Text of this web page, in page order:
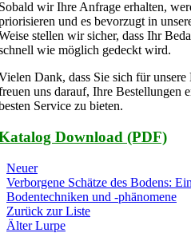
wir Ihre Anfrage erhalten,
und es bevorzugt in
stellen wir sicher, dass Ihr
wie möglich gedeckt wird.
Dank, dass Sie sich für
uns darauf, Ihre Bestellungen
Service zu bieten.
Download (PDF)
Neuer
Verborgene Schätze des Bodens:
Bodentechniken und -phänomene
Zurück zur Liste
Älter Lurpe